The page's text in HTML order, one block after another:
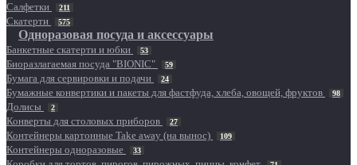
Салфетки 211
Скатерти 575
Одноразовая посуда и аксессуары
Банкетные скатерти и юбки 53
Биоразлагаемая посуда "BIONIC" 59
Бумага для сервировки и подачи 24
Бумажные конвертики и пакеты для фастфуда, хлеба, овощей, фруктов 98
Долисы 2
Конверты для столовых приборов 27
Контейнеры картонные Take away (на вынос) 109
Контейнеры одноразовые 33